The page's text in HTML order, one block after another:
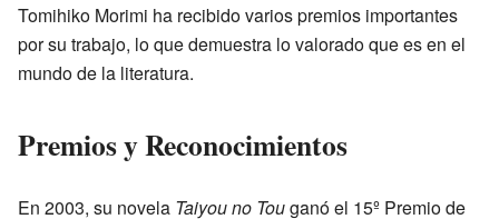
Tomihiko Morimi ha recibido varios premios importantes
por su trabajo, lo que demuestra lo valorado que es en el
mundo de la literatura.
Premios y Reconocimientos
En 2003, su novela Taiyou no Touganó el 15º Premio de